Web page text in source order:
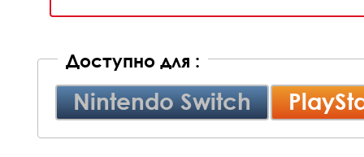
Доступно для :
Nintendo Switch